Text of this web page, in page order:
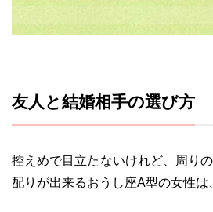
友人と結婚相手の選び方
控えめで目立たないけれど、周り
配りが出来るおうし座A型の女性は